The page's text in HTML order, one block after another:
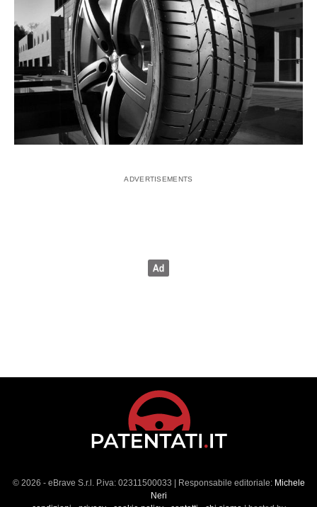
© 2026 - eBrave S.r.l. P.iva: 02311500033 | Responsabile editoriale: Michele
Neri